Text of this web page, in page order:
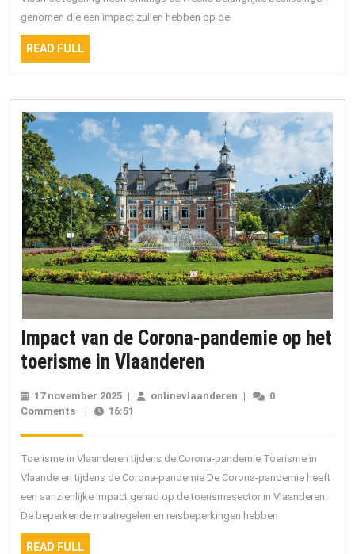
genomen die een impact zullen hebben op de
READ FULL
FULL
Impact van de Corona-pandemie op het
toerisme in Vlaanderen
Corona-
pandemie
op
het
toerisme
17 november 2025 17
november
| onlinevlaanderen onlinevlaanderen
|
0
Comments
| 16:51
Toerisme in Vlaanderen tijdens de Corona-pandemie Toerisme in
Vlaanderen tijdens de Corona-pandemie De Corona-pandemie heeft
een aanzienlijke impact gehad op de toerismesector in Vlaanderen.
De beperkende maatregelen en reisbeperkingen hebben
READ FULL